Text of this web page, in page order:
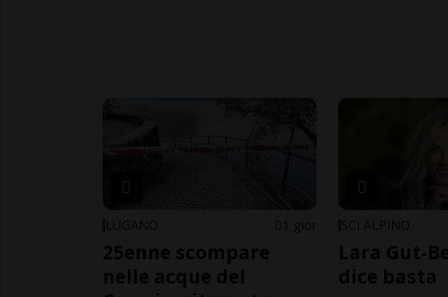
LUGANO 1 gior
25enne scompare
nelle acque del
SCI ALPINO
Lara Gut-
dice basta